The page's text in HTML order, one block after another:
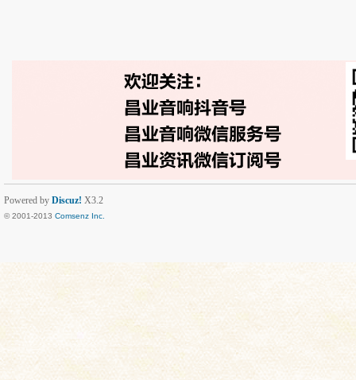
Powered by Discuz! X3.2
© 2001-2013 Comsenz Inc.